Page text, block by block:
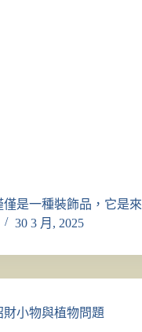
僅是一種裝飾品，它是
30 3 月, 2025
財小物與植物問題